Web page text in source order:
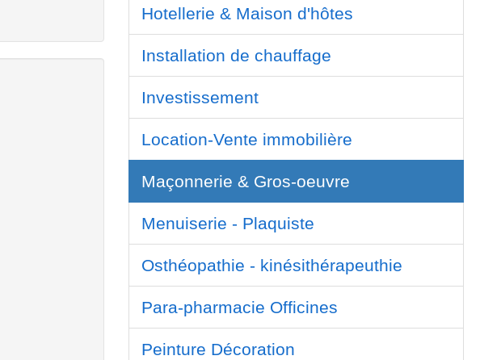
Hotellerie & Maison d'hôtes
Installation de chauffage
Investissement
Location-Vente immobilière
Maçonnerie & Gros-oeuvre
Menuiserie - Plaquiste
Osthéopathie - kinésithérapeuthie
Para-pharmacie Officines
Peinture Décoration